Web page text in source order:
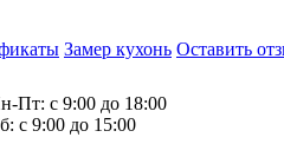
Замер кухонь Оставить
Пт: с 9:00 до 18:00
с 9:00 до 15:00